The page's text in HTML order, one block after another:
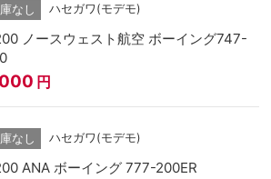
なし ハセガワ(モデモ)
ノースウェスト航空 ボーイング747-
円
なし ハセガワ(モデモ)
ANA ボーイング 777-200ER